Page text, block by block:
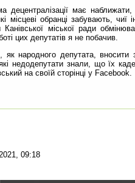
децентралізації має
місцеві обранці забувають,
Канівської міської ради
цих депутатів я не побачив.
як народного депутата, вносити
недодепутати знали, що їх
на своїй сторінці у Facebook.
09:18